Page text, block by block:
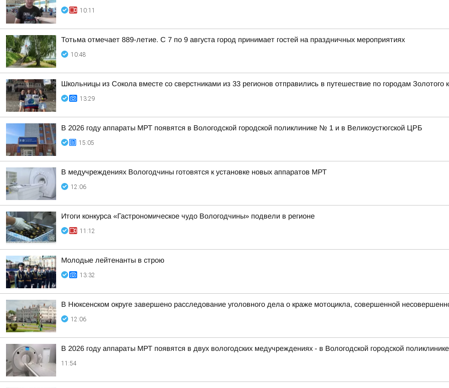
10:11
Тотьма отмечает 889-летие. С 7 по 9 августа город принимает гостей на праздничных мероприятиях
10:48
Школьницы из Сокола вместе со сверстниками из 33 регионов отправились в путешествие по городам Золотого
13:29
В 2026 году аппараты МРТ появятся в Вологодской городской поликлинике № 1 и в Великоустюгской ЦРБ
15:05
В медучреждениях Вологодчины готовятся к установке новых аппаратов МРТ
12:06
Итоги конкурса «Гастрономическое чудо Вологодчины» подвели в регионе
11:12
Молодые лейтенанты в строю
13:32
В Нюксенском округе завершено расследование уголовного дела о краже мотоцикла, совершенной
12:06
В 2026 году аппараты МРТ появятся в двух вологодских медучреждениях - в Вологодской городской
11:54